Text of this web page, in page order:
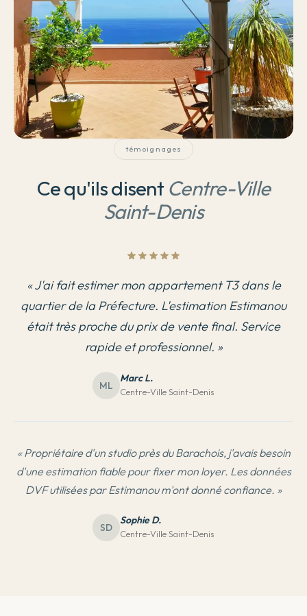
témoignages
Ce qu'ils disent Centre-Ville
Saint-Denis
«J'ai fait estimer mon appartement T3 dans le
quartier de la Préfecture. L'estimation Estimanou
était très proche du prix de vente final. Service
rapide et professionnel. »
ML
Marc L.
Centre-Ville Saint-Denis
« Propriétaire d'un studio près du Barachois, j'avais besoin
d'une estimation fiable pour fixer mon loyer. Les données
DVF utilisées par Estimanou m'ont donné confiance. »
SD
Sophie D.
Centre-Ville Saint-Denis